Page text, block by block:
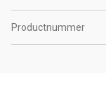
Productnummer